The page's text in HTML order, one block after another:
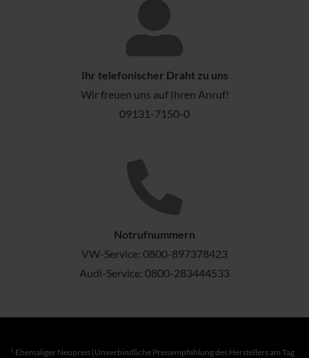
Ihr telefonischer Draht zu uns
Wir freuen uns auf Ihren Anruf!
09131-7150-0
Notrufnummern
VW-Service: 0800-897378423
Audi-Service: 0800-283444533
1 Ehemaliger Neupreis (Unverbindliche Preisempfehlung des Herstellers am Tag